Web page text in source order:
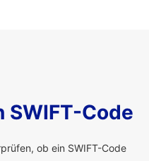
SWIFT-Code
ob ein SWIFT-Code